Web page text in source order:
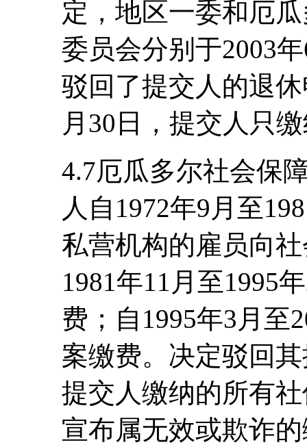
定，地区一委和厄
委员会分别于2003
驳回了提交人的退
月30日，提交人只
4.7厄瓜多尔社会保
人自1972年9月至
私营机构的雇员向
1981年11月至1995
费；自1995年3月至
案缴费。决定驳回
提交人缴纳的所有
宣布属无效或欺诈